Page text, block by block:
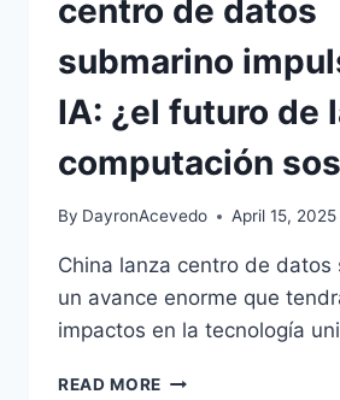
centro de datos
submarino
IA: ¿el futuro de
computación
By DayronAcevedo April 15, 2025
China lanza centro de datos
un avance enorme que
impactos en la tecnología
READ MORE